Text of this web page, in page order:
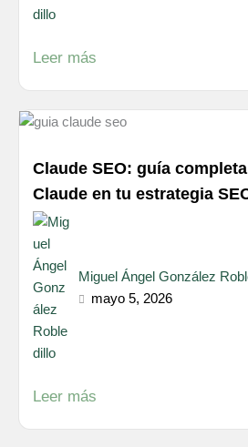
Leer más
Claude SEO: guía
Claude en tu estrategia
Miguel Ángel González
mayo 5, 2026
Leer más